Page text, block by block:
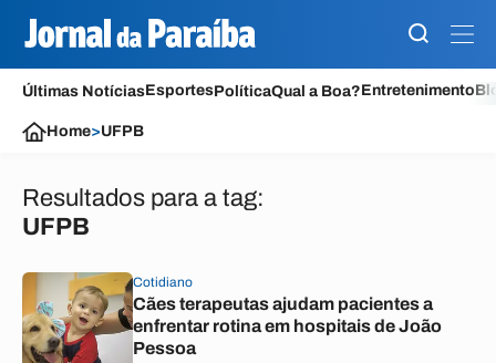
Últimas NotíciasEsportesPolíticaQual a Boa?Entretenimento
Home>UFPB
Resultados para a tag:
UFPB
Cotidiano
Cães terapeutas ajudam pacientes a
enfrentar rotina em hospitais de João
Pessoa